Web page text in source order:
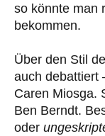
so könnte man
bekommen.
Über den Stil
auch debattiert
Caren Miosga.
Ben Berndt.
oder